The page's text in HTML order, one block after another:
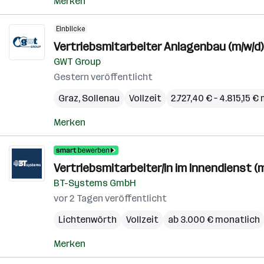
Einblicke
Vertriebsmitarbeiter Anlagenbau (m/w/d)
GWT Group
Gestern veröffentlicht
Graz, Sollenau Vollzeit 2.727,40 € – 4.815,15
Merken
Vertriebsmitarbeiter/in im Innendienst
BT-Systems GmbH
vor 2 Tagen veröffentlicht
Lichtenwörth
Vollzeit ab 3.000 € monatlich
Merken